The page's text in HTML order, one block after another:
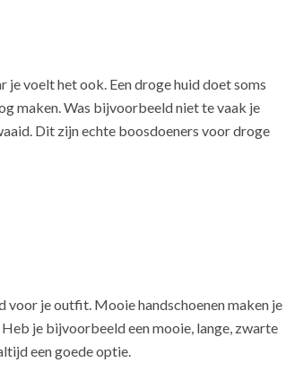
je voelt het ook. Een droge huid doet soms
maken. Was bijvoorbeeld niet te vaak je
Dit zijn echte boosdoeners voor droge
voor je outfit. Mooie handschoenen maken je
je bijvoorbeeld een mooie, lange, zwarte
een goede optie.